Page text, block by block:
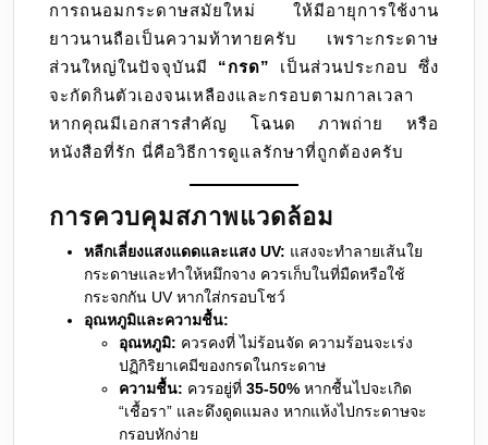
)สมัย
ใหม่
การถนอมกระดาษสมัยใหม่ ให้มีอายุการใช้งาน
ยาวนานถือเป็นความท้าทายครับ เพราะกระดาษ
ส่วนใหญ่ในปัจจุบันมี “กรด”
เป็นส่วนประกอบ ซึ่ง
จะกัดกินตัวเองจนเหลืองและกรอบตามกาลเวลา
หากคุณมีเอกสารสำคัญ โฉนด ภาพถ่าย หรือ
หนังสือที่รัก นี่คือวิธีการดูแลรักษาที่ถูกต้องครับ
การควบคุมสภาพแวดล้อม
หลีกเลี่ยงแสงแดดและแสง UV: แสงจะทำลายเส้นใย
กระดาษและทำให้หมึกจาง ควรเก็บในที่มืดหรือใช้
กระจกกัน UV หากใส่กรอบโชว์
อุณหภูมิและความชื้น:
อุณหภูมิ: ควรคงที่ ไม่ร้อนจัด ความร้อนจะเร่ง
ปฏิกิริยาเคมีของกรดในกระดาษ
ความชื้น: ควรอยู่ที่ 35-50% หากชื้นไปจะเกิด
“เชื้อรา” และดึงดูดแมลง หากแห้งไปกระดาษจะ
กรอบหักง่าย